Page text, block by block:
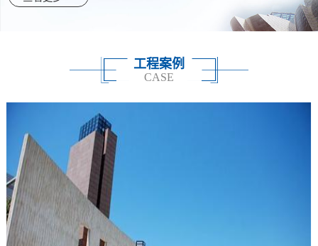
工程案例
CASE